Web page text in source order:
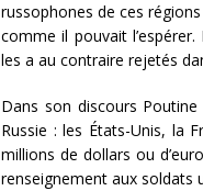
russophones de ces régions
comme il pouvait
les a au contraire rejetés
Dans son discours
Russie : les États-Unis, la
millions de dollars ou
renseignement aux soldats